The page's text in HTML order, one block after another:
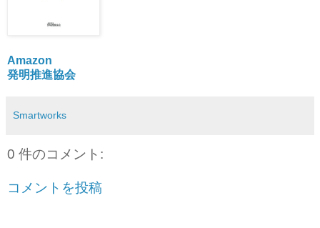
Amazon
発明推進協会
Smartworks
0 件のコメント:
コメントを投稿